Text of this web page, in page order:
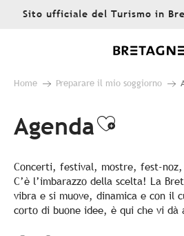
AllerSito ufficiale del Turismo in
Home Preparare il mio soggiorno
AgendaAjouter
Concerti, festival, mostre, fest-
C’è l’imbarazzo della scelta! La
vibra e si muove, dinamica e con il
corto di buone idee, è qui che vi dà